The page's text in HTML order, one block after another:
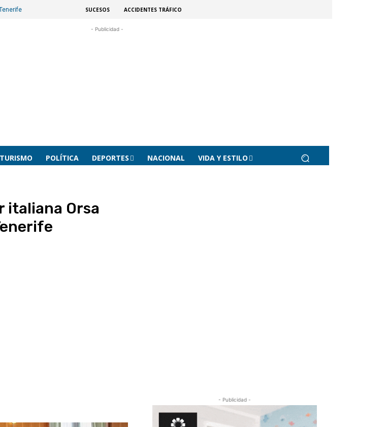
SUCESOS ACCIDENTES TRÁFICO
- Publicidad -
TURISMO POLÍTICA DEPORTES NACIONAL VIDA Y ESTILO
italiana Orsa
- Publicidad -